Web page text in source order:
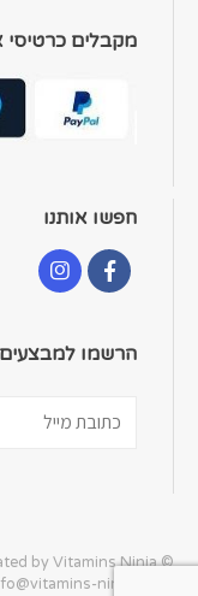
מקבלים כרטיסי
חפשו אותנו
הרשמו למבצעים
by Vitamins Ninja
ninja.com